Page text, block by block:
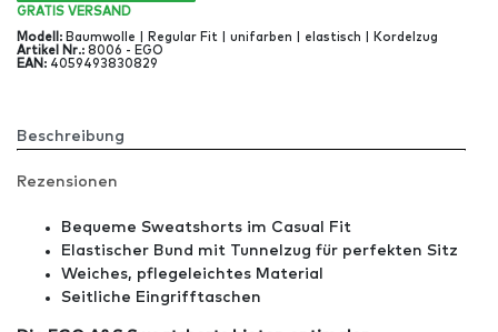
GRATIS VERSAND
Modell : Baumwolle | Regular Fit | unifarben | elastisch | Kordelzug
Artikel Nr.: 8006 - EGO
EAN : 4059493830829
Beschreibung
Rezensionen
Bequeme Sweatshorts im Casual Fit
Elastischer Bund mit Tunnelzug für perfekten Sitz
Weiches, pflegeleichtes Material
Seitliche Eingrifftaschen